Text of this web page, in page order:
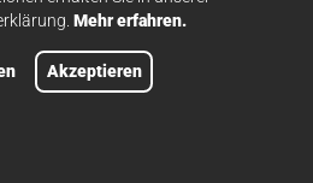
Mehr erfahren.
Akzeptieren